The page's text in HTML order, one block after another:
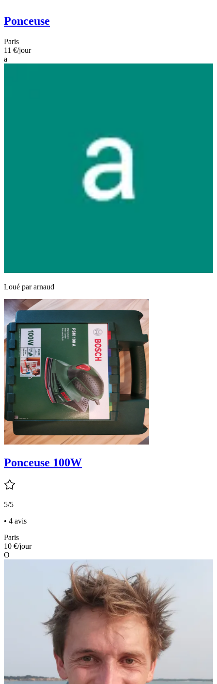
Ponceuse
Paris
11 €/jour
a
Loué pararnaud
Ponceuse 100W
5/5
• 4 avis
Paris
10 €/jour
O